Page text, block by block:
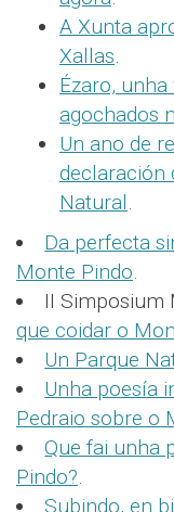
A Xunta
Xallas.
Ézaro,
agochados
Un ano de
declaración
Natural.
Da perfecta
Monte Pindo.
II Simposium
que coidar o
Un Parque
Unha poesía
Pedraio sobre o
Que fai unha
Pindo?.
Subindo, en